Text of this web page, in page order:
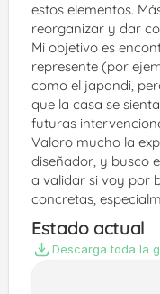
estos elementos.
reorganizar y dar
Mi objetivo es
represente (por
como el japandi,
que la casa se
futuras
Valoro mucho la
diseñador, y busco
a validar si voy por
concretas,
Estado actual
Descarga toda la